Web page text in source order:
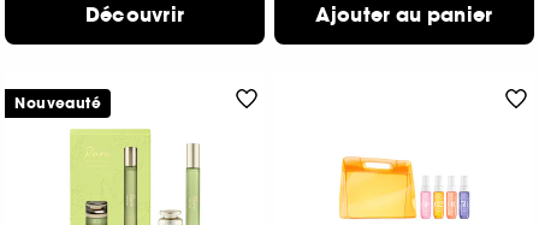
Découvrir Ajouter au panier
Nouveauté